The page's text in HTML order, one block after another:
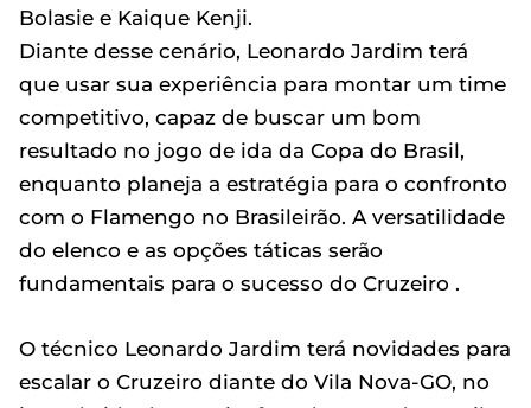
Bolasie e Kaique Kenji.
Diante desse cenário, Leonardo Jardim terá
que usar sua experiência para montar um time
competitivo, capaz de buscar um bom
resultado no jogo de ida da Copa do Brasil,
enquanto planeja a estratégia para o confronto
com o Flamengo no Brasileirão. A versatilidade
do elenco e as opções táticas serão
fundamentais para o sucesso do Cruzeiro .
O técnico Leonardo Jardim terá novidades para
escalar o Cruzeiro diante do Vila Nova-GO, no